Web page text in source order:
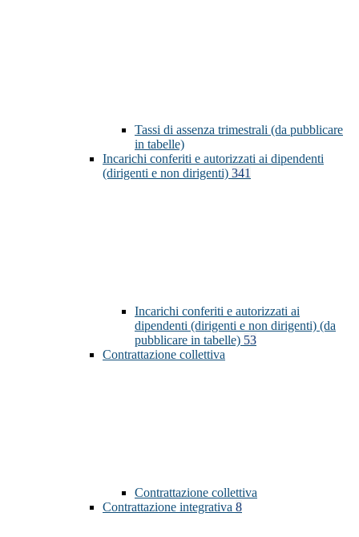
Tassi di assenza trimestrali (da pubblicare
in tabelle)
Incarichi conferiti e autorizzati ai dipendenti
(dirigenti e non dirigenti) 341
Incarichi conferiti e autorizzati ai
dipendenti (dirigenti e non dirigenti) (da
pubblicare in tabelle) 53
Contrattazione collettiva
Contrattazione collettiva
Contrattazione integrativa 8